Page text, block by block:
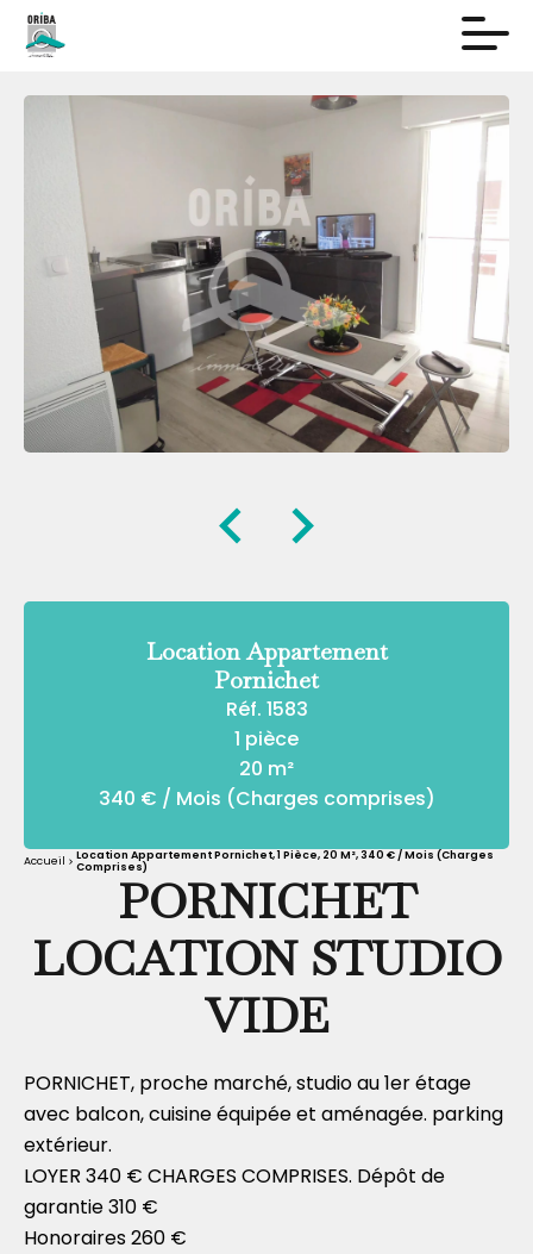
Location Appartement
Pornichet
Réf. 1583
1 pièce
20 m²
340 € / Mois (Charges comprises)
Accueil
Location Appartement Pornichet, 1 Pièce, 20 M², 340 € / Mois (Charges
Comprises)
PORNICHET
LOCATION STUDIO
VIDE
PORNICHET, proche marché, studio au 1er étage
avec balcon, cuisine équipée et aménagée. parking
extérieur.
LOYER 340 € CHARGES COMPRISES. Dépôt de
garantie 310 €
Honoraires 260 €